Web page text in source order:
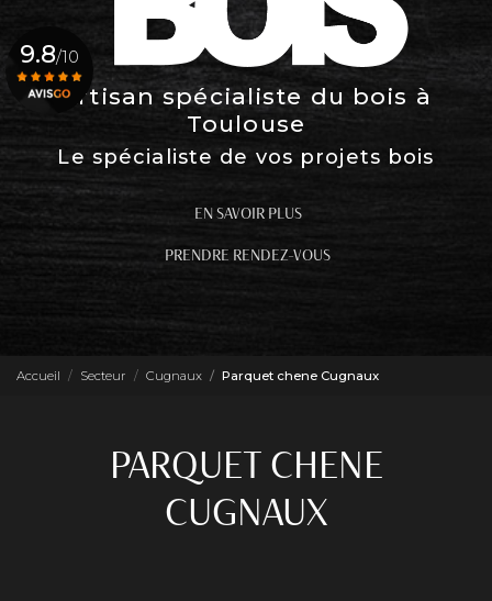
Artisan spécialiste du bois à
Toulouse
Le spécialiste de vos projets bois
EN SAVOIR PLUS
PRENDRE RENDEZ-VOUS
9.8/10
Accueil Secteur Cugnaux Parquet chene Cugnaux
PARQUET CHENE
CUGNAUX